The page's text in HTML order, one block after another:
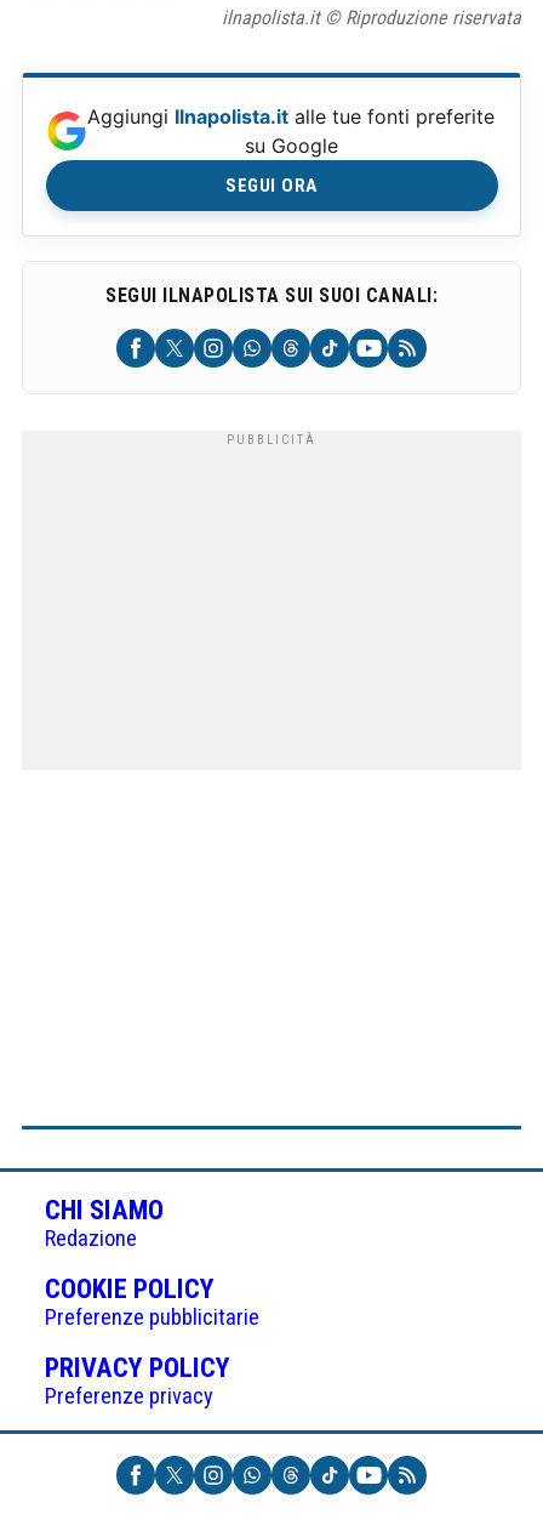
ilnapolista.it © Riproduzione riservata
Aggiungi Ilnapolista.it alle tue fonti preferite
su Google
SEGUI ORA
SEGUI ILNAPOLISTA SUI SUOI CANALI:
CHI SIAMO
Redazione
COOKIE POLICY(APRE
IN
UNA
NUOVA
Preferenze pubblicitarie
PRIVACY POLICY(APRE
UNA
NUOVA
SCHEDA)
Preferenze privacy